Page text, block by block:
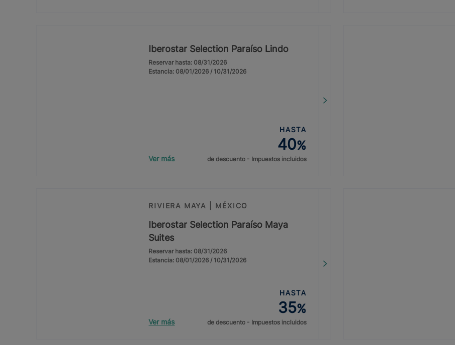
Iberostar Selection Paraíso Lindo
Reservar hasta: 08/31/2026
Estancia: 08/01/2026 / 10/31/2026
Ver más
HASTA
40%
de descuento - Impuestos incluidos
RIVIERA MAYA | MÉXICO
Iberostar Selection Paraíso Maya
Suites
Reservar hasta: 08/31/2026
Estancia: 08/01/2026 / 10/31/2026
Ver más
HASTA
35%
de descuento - Impuestos incluidos